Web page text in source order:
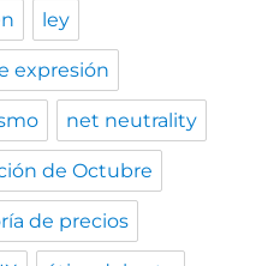
ley
expresión
net neutrality
de Octubre
de precios